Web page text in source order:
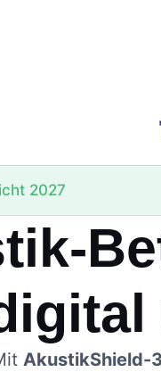
2027
AkustikShield-